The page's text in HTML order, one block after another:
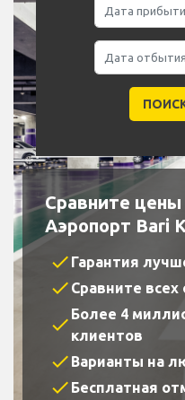
Сравните цены
Аэропорт Bari
check Гарантия
check Сравните всех
check Более 4
клиентов
check Варианты на
check Бесплатная